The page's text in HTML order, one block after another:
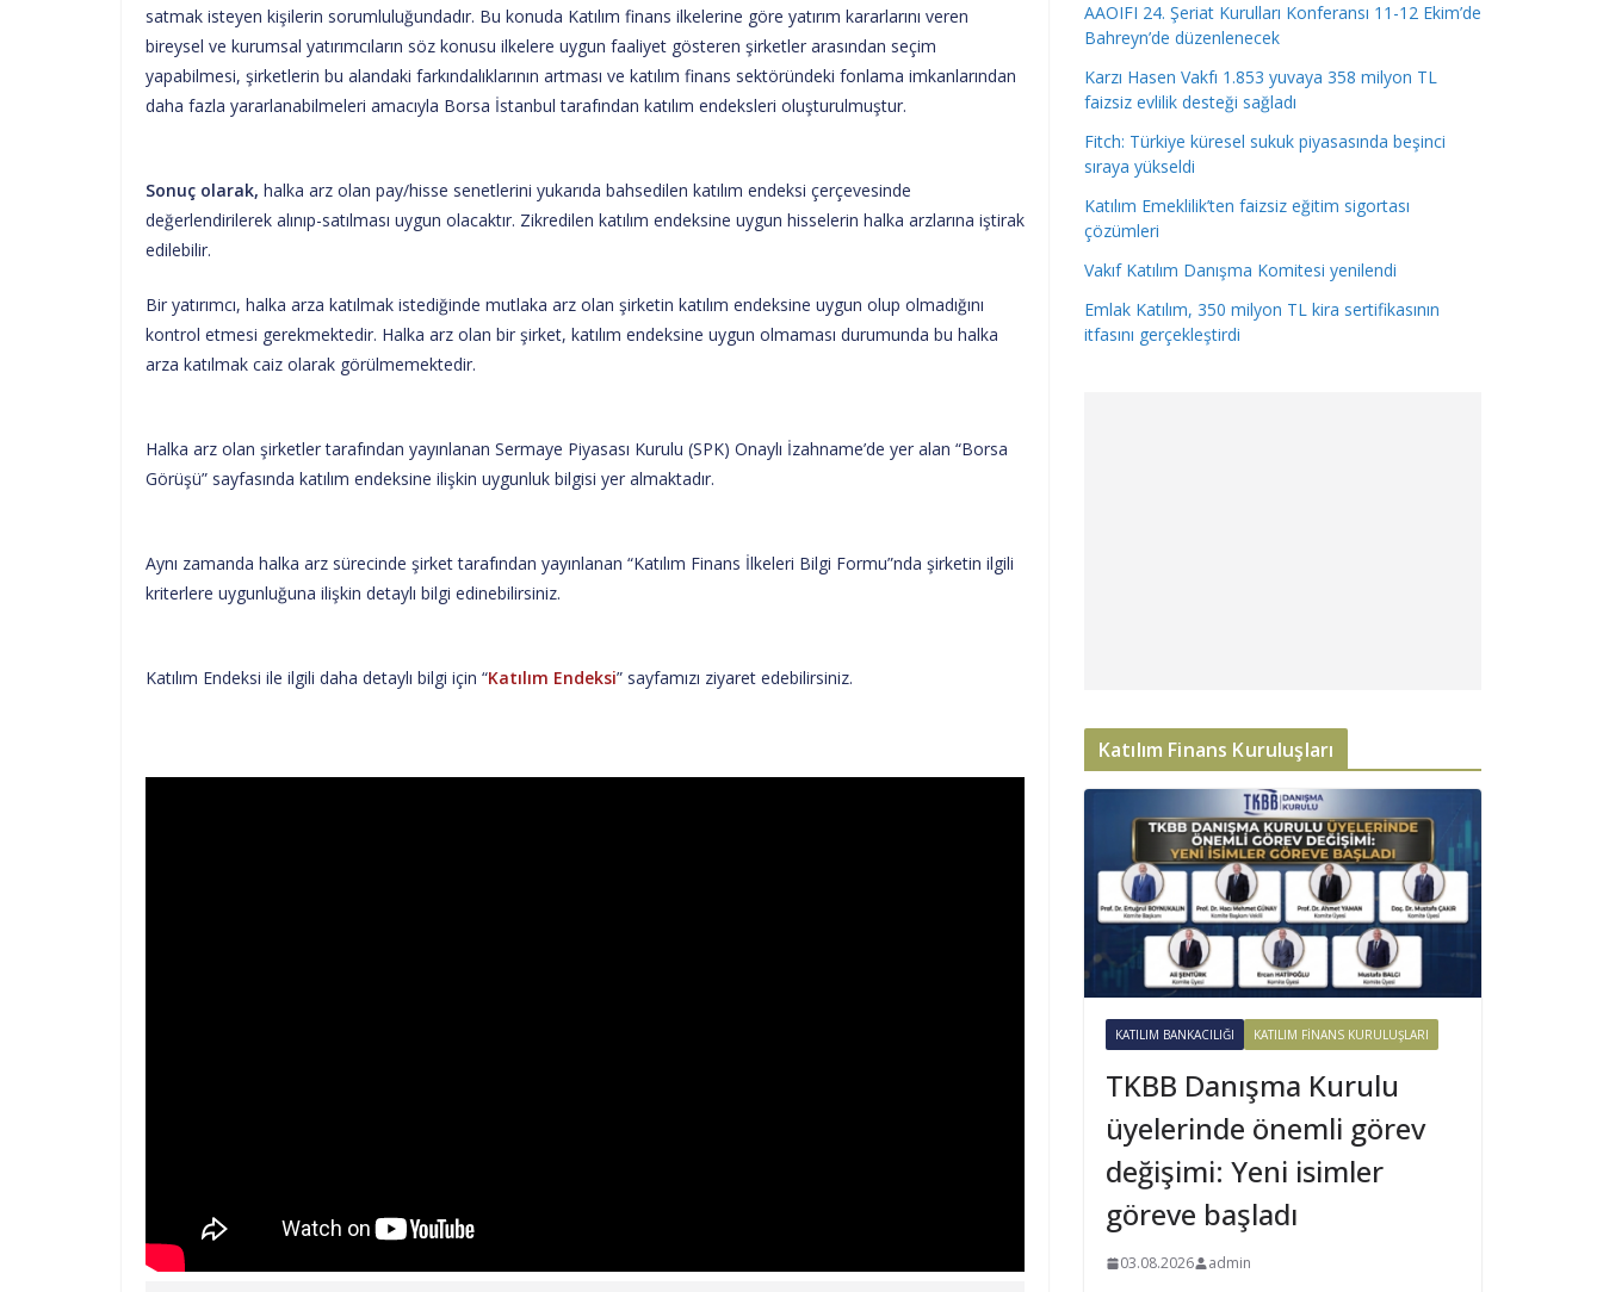
satmak isteyen kişilerin sorumluluğundadır. Bu konuda Katılım finans ilkelerine göre yatırım kararlarını veren
bireysel ve kurumsal yatırımcıların söz konusu ilkelere uygun faaliyet gösteren şirketler arasından seçim
yapabilmesi, şirketlerin bu alandaki farkındalıklarının artması ve katılım finans sektöründeki fonlama imkanlarından
daha fazla yararlanabilmeleri amacıyla Borsa İstanbul tarafından katılım endeksleri oluşturulmuştur.
Sonuç olarak, halka arz olan pay/hisse senetlerini yukarıda bahsedilen katılım endeksi çerçevesinde
değerlendirilerek alınıp-satılması uygun olacaktır. Zikredilen katılım endeksine uygun hisselerin halka arzlarına iştirak
edilebilir.
Bir yatırımcı, halka arza katılmak istediğinde mutlaka arz olan şirketin katılım endeksine uygun olup olmadığını
kontrol etmesi gerekmektedir. Halka arz olan bir şirket, katılım endeksine uygun olmaması durumunda bu halka
arza katılmak caiz olarak görülmemektedir.
Halka arz olan şirketler tarafından yayınlanan Sermaye Piyasası Kurulu (SPK) Onaylı İzahname’de yer alan “Borsa
Görüşü” sayfasında katılım endeksine ilişkin uygunluk bilgisi yer almaktadır.
Aynı zamanda halka arz sürecinde şirket tarafından yayınlanan “Katılım Finans İlkeleri Bilgi Formu”nda şirketin ilgili
kriterlere uygunluğuna ilişkin detaylı bilgi edinebilirsiniz.
Katılım Endeksi ile ilgili daha detaylı bilgi için “Katılım Endeksi” sayfamızı ziyaret edebilirsiniz.
AAOIFI 24. Şeriat Kurulları Konferansı 11-12 Ekim’de
Bahreyn’de düzenlenecek
Karzı Hasen Vakfı 1.853 yuvaya 358 milyon TL
faizsiz evlilik desteği sağladı
Fitch: Türkiye küresel sukuk piyasasında beşinci
sıraya yükseldi
Katılım Emeklilik’ten faizsiz eğitim sigortası
çözümleri
Vakıf Katılım Danışma Komitesi yenilendi
Emlak Katılım, 350 milyon TL kira sertifikasının
itfasını gerçekleştirdi
Katılım Finans Kuruluşları
KATILIM BANKACILIĞI KATILIM FINANS KURULUŞLARI
TKBB Danışma Kurulu
üyelerinde önemli görev
değişimi: Yeni isimler
göreve başladı
03.08.2026 admin